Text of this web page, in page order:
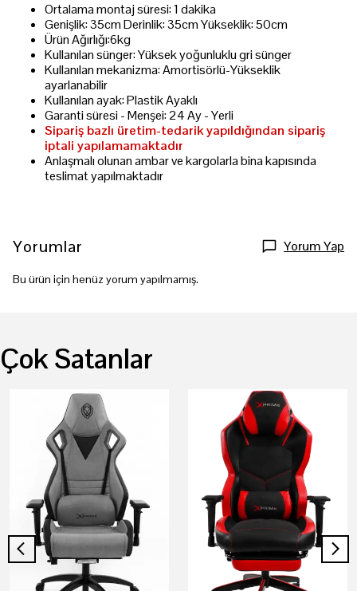
Ortalama montaj süresi: 1 dakika
Genişlik: 35cm Derinlik: 35cm Yükseklik: 50cm
Ürün Ağırlığı:6kg
Kullanılan sünger: Yüksek yoğunluklu gri sünger
Kullanılan mekanizma: Amortisörlü-Yükseklik
ayarlanabilir
Kullanılan ayak: Plastik Ayaklı
Garanti süresi - Menşei: 24 Ay - Yerli
Sipariş bazlı üretim-tedarik yapıldığından sipariş
iptali yapılamamaktadır
Anlaşmalı olunan ambar ve kargolarla bina kapısında
teslimat yapılmaktadır
Yorumlar Yorum Yap
Bu ürün için henüz yorum yapılmamış.
Çok Satanlar